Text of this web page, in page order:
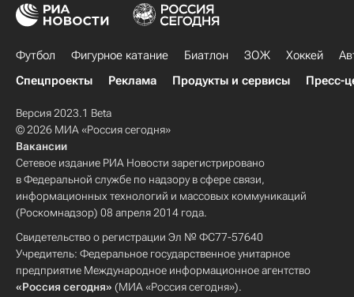
Футбол Фигурное катание Биатлон ЗОЖ Хоккей
Спецпроекты
Реклама Продукты и сервисы Пресс-
Версия 2023.1 Beta
© 2026 МИА «Россия сегодня»
Вакансии
Сетевое издание РИА Новости зарегистрировано
в Федеральной службе по надзору в сфере связи,
информационных технологий и массовых коммуникаций
(Роскомнадзор) 08 апреля 2014 года.
Свидетельство о регистрации Эл № ФС77-57640
Учредитель: Федеральное государственное унитарное
предприятие Международное информационное агентство
«Россия сегодня» (МИА «Россия сегодня»).